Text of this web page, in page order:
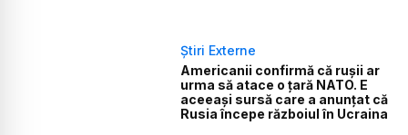
Știri Externe
Americanii confirmă că rușii ar
urma să atace o țară NATO. E
aceeași sursă care a anunțat că
Rusia începe războiul în Ucraina